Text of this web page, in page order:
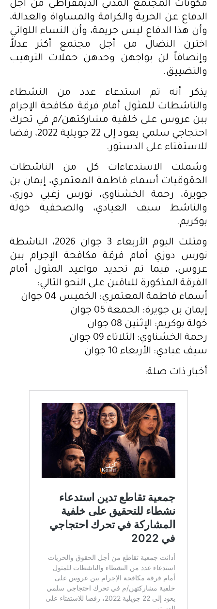
مكونات المجتمع المدني الديمقراطي من أجل
الدفاع عن الحرية والكرامة والمساواة والعدالة،
وأن هذا الدفاع ليس جريمة، وأن النساء اللواتي
اخترن النضال من أجل مجتمع أكثر عدلاً
وإنصافاً لن يواجهن وحدهن حملات الترهيب
والتضييق.
يذكر أنه تم استدعاء عدد من النشطاء
والناشطات للمثول أمام فرقة مكافحة الإجرام
ببن عروس على خلفية مشاركتهن/م في تحرك
احتجاجي سلمي يعود إلى 22 جويلية 2022، رفضا
للاستفتاء على الدستور.
وشملت الاستدعاءات كل من الناشطات
الحقوقيات أسماء فاطمة المعتمري، إيمان بن
جويرة، رحمة الخشناوي، نورس زغبي دوزي،
والناشط سيف العيادي، والصحفية خولة
بوكريم.
ومثلت اليوم الأربعاء 3 جوان 2026، الناشطة
نورس دوزي أمام فرقة مكافحة الإجرام ببن
عروس، فيما تم تحديد مواعيد المثول أمام
الفرقة المذكورة للباقين على النحو التالي:
أسماء فاطمة المعتمري: الخميس 04 جوان
إيمان بن جويرة: الجمعة 05 جوان
خولة بوكريم: الإثنين 08 جوان
رحمة الخشناوي: الثلاثاء 09 جوان
سيف عيادي: الأربعاء 10 جوان
أخبار ذات صلة: